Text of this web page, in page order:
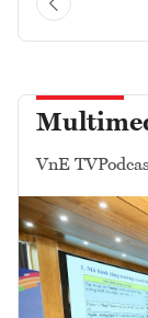
VnE TV